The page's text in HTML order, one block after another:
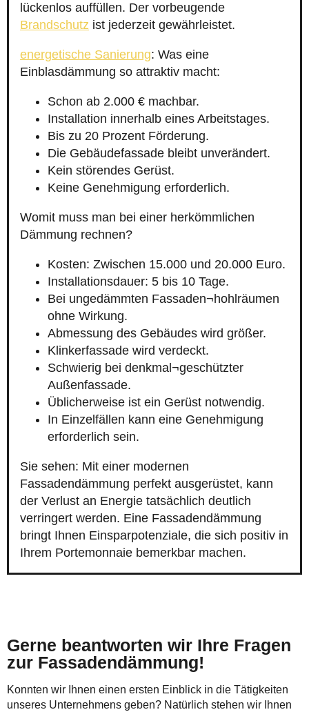
lückenlos auffüllen. Der vorbeugende
Brandschutz ist jederzeit gewährleistet.
energetische Sanierung: Was eine
Einblasdämmung so attraktiv macht:
Schon ab 2.000 € machbar.
Installation innerhalb eines Arbeitstages.
Bis zu 20 Prozent Förderung.
Die Gebäudefassade bleibt unverändert.
Kein störendes Gerüst.
Keine Genehmigung erforderlich.
Womit muss man bei einer herkömmlichen
Dämmung rechnen?
Kosten: Zwischen 15.000 und 20.000 Euro.
Installationsdauer: 5 bis 10 Tage.
Bei ungedämmten Fassaden¬hohlräumen
ohne Wirkung.
Abmessung des Gebäudes wird größer.
Klinkerfassade wird verdeckt.
Schwierig bei denkmal¬geschützter
Außenfassade.
Üblicherweise ist ein Gerüst notwendig.
In Einzelfällen kann eine Genehmigung
erforderlich sein.
Sie sehen: Mit einer modernen
Fassadendämmung perfekt ausgerüstet, kann
der Verlust an Energie tatsächlich deutlich
verringert werden. Eine Fassadendämmung
bringt Ihnen Einsparpotenziale, die sich positiv in
Ihrem Portemonnaie bemerkbar machen.
Gerne beantworten wir Ihre Fragen
zur Fassadendämmung!
Konnten wir Ihnen einen ersten Einblick in die Tätigkeiten
unseres Unternehmens geben? Natürlich stehen wir Ihnen